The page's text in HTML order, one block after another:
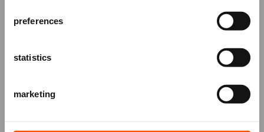
preferences
statistics
marketing